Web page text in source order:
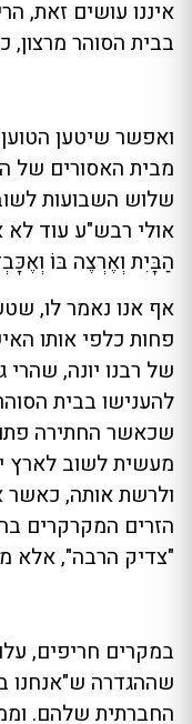
איננו עושים זאת,
בבית הסוהר מרצון,
ואפשר שיטען
מבית האסורים של
שלוש השבועות
אולי רבש"ע עוד לא
הַבָּיִת וְאֶרְצֶה בּוֹ
אף אנו נאמר לו,
פחות כלפי אותו
של רבנו יונה,
להענישו בבית
שכאשר החתירה
מעשית לשוב לארץ
ולרשת אותה,
הזרים המקרקרים
"צדיק הרבה", אלא
במקרים חריפים,
שההגדרה ש"אנחנו
החברתית שלהם.